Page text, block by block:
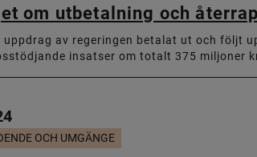
om utbetalning och
uppdrag av regeringen betalat ut och följt
insatser om totalt 375 miljoner
OCH UMGÄNGE